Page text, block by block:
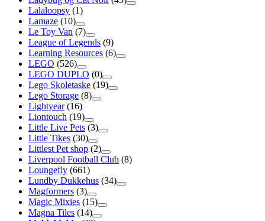
Lalaloopsy (1)
Lamaze (10)
Le Toy Van (7)
League of Legends (9)
Learning Resources (6)
LEGO (526)
LEGO DUPLO (0)
Lego Skoletaske (19)
Lego Storage (8)
Lightyear (16)
Liontouch (19)
Little Live Pets (3)
Little Tikes (30)
Littlest Pet shop (2)
Liverpool Football Club (8)
Loungefly (661)
Lundby Dukkehus (34)
Magformers (3)
Magic Mixies (15)
Magna Tiles (14)